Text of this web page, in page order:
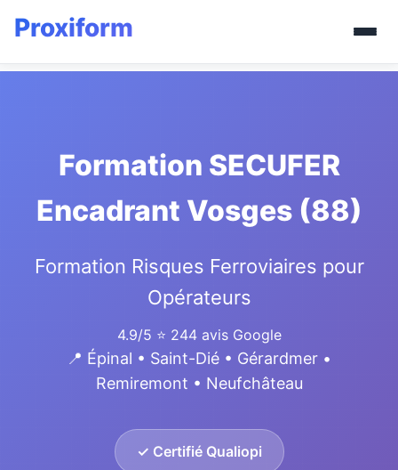
Formation SECUFER
Encadrant Vosges (88)
Formation Risques Ferroviaires pour
Opérateurs
4.9/5 ⭐ 244 avis Google
📍 Épinal • Saint-Dié • Gérardmer •
Remiremont • Neufchâteau
✓ Certifié Qualiopi